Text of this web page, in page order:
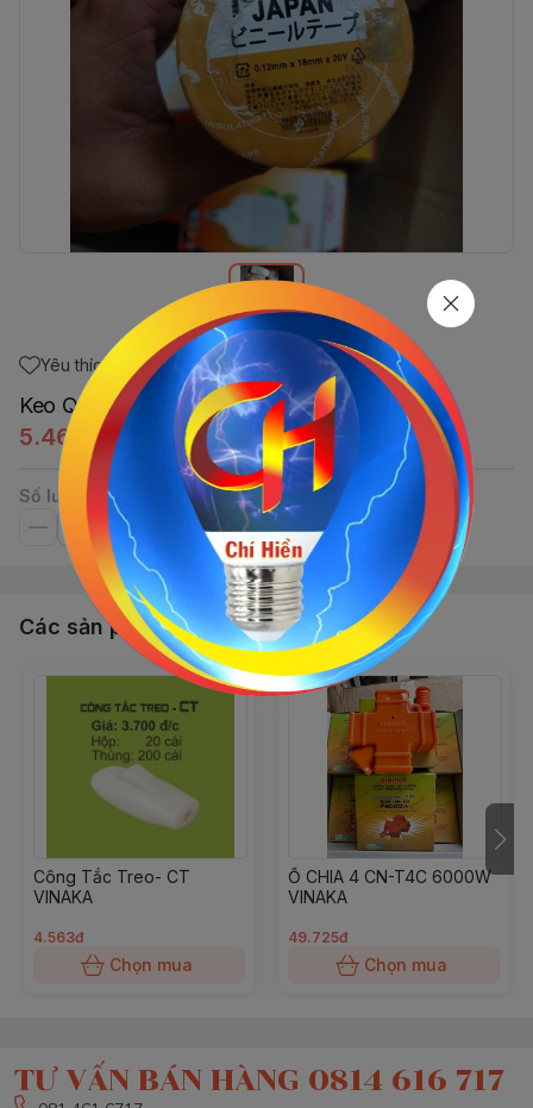
Yêu thích
Keo Quấn Điện CC - 20y JAPAN
5.460đ
Số lượng
Các sản phẩm, dịch vụ khác
Công Tắc Treo- CT
VINAKA
4.563đ
Chọn mua
Ổ CHIA 4 CN-T4C 6000W
VINAKA
49.725đ
Chọn mua
TƯ VẤN BÁN HÀNG 0814 616 717